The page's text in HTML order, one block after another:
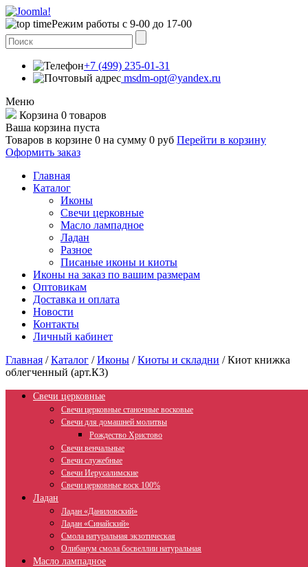
Режим работы с 9-00 до 17-00
+7 (499) 235-01-31
msdm-opt@yandex.ru
Меню
Корзина 0 товаров
Ваша корзина пуста
Товаров в корзине 0 на сумму 0 руб Перейти в корзину
Оформить заказ
Главная
Каталог
Иконы
Свечи церковные
Масло лампадное
Ладан
Разное
Писаные иконы и киоты
Иконы на заказ по вашим размерам
Оптовикам
Доставка и оплата
Новости
Контакты
Личный кабинет
Главная /Каталог /Иконы /Киоты и складни /Киот книжка
облегченный (арт.К3)
Свечи церковные
Свечи церковные станочные восковые
Свечи для домашней молитвы
Рождество Христово
Свечи венчальные
Свечи служебные
Свечи Иерусалимские
Свечи церковные воск 100%
Ладан
Ладан «Даниловский»
Ладан «Синайский»
Смола натуральная экзотическая
Олибанум смола босвеллии натуральная
Масло лампадное